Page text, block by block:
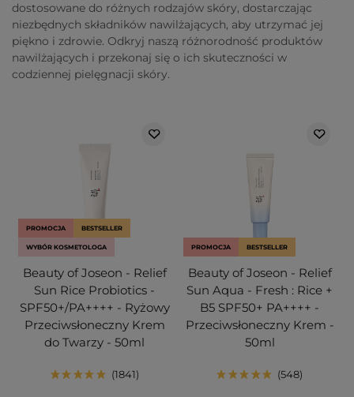
dostosowane do różnych rodzajów skóry, dostarczając
niezbędnych składników nawilżających, aby utrzymać jej
piękno i zdrowie. Odkryj naszą różnorodność produktów
nawilżających i przekonaj się o ich skuteczności w
codziennej pielęgnacji skóry.
PROMOCJA BESTSELLER
WYBÓR KOSMETOLOGA
Beauty of Joseon - Relief
Sun Rice Probiotics -
SPF50+/PA++++ - Ryżowy
Przeciwsłoneczny Krem
do Twarzy - 50ml
1841
PROMOCJA BESTSELLER
Beauty of Joseon - Relief
Sun Aqua - Fresh : Rice +
B5 SPF50+ PA++++ -
Przeciwsłoneczny Krem -
50ml
548